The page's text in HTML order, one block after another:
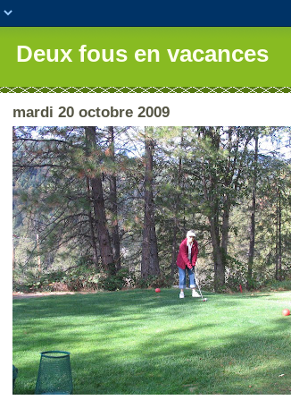
Deux fous en vacances
mardi 20 octobre 2009